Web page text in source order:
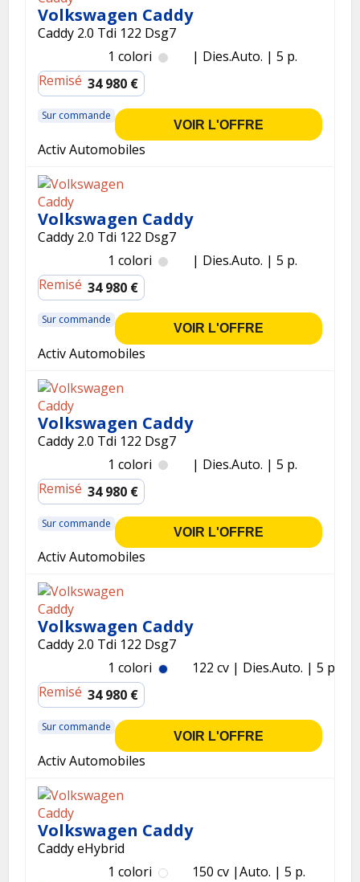
Volkswagen Caddy
Caddy 2.0 Tdi 122 Dsg7
1 colori
Dies.Auto.
5 p.
Remisé 34 980 €
Sur commande
VOIR L'OFFRE
Activ Automobiles
Volkswagen Caddy
Caddy 2.0 Tdi 122 Dsg7
1 colori
Dies.Auto.
5 p.
Remisé 34 980 €
Sur commande
VOIR L'OFFRE
Activ Automobiles
Volkswagen Caddy
Caddy 2.0 Tdi 122 Dsg7
1 colori
Dies.Auto.
5 p.
Remisé 34 980 €
Sur commande
VOIR L'OFFRE
Activ Automobiles
Volkswagen Caddy
Caddy 2.0 Tdi 122 Dsg7
1 colori
122 cv Dies.Auto.
5 p.
Remisé 34 980 €
Sur commande
VOIR L'OFFRE
Activ Automobiles
Volkswagen Caddy
Caddy eHybrid
1 colori
150 cv Auto.
5 p.